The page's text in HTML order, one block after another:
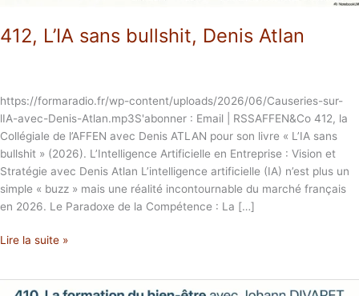
412, L’IA sans bullshit, Denis Atlan
https://formaradio.fr/wp-content/uploads/2026/06/Causeries-sur-
lIA-avec-Denis-Atlan.mp3S'abonner : Email | RSSAFFEN&Co 412, la
Collégiale de l’AFFEN avec Denis ATLAN pour son livre « L’IA sans
bullshit » (2026). L’Intelligence Artificielle en Entreprise : Vision et
Stratégie avec Denis Atlan L’intelligence artificielle (IA) n’est plus un
simple « buzz » mais une réalité incontournable du marché français
en 2026. Le Paradoxe de la Compétence : La […]
Lire la suite »
410,